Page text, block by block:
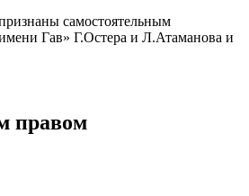
самостоятельным
Гав» Г.Остера и Л.Атаманова и
правом